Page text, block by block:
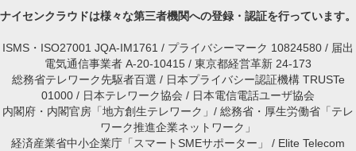
ナイセンクラウドは様々な第三者機関への登録・認証を行っています。
ISMS・ISO27001 JQA-IM1761 / プライバシーマーク 10824580 / 届出
電気通信事業者 A-20-10415 / 東京都経営革新 24-173
総務省テレワーク先駆者百選 / 日本プライバシー認証機構 TRUSTe
01000 / 日本テレワーク協会 / 日本電信電話ユーザ協会
内閣府・内閣官房「地方創生テレワーク」/ 総務省・厚生労働省「テレ
ワーク推進企業ネットワーク」
経済産業省中小企業庁「スマートSMEサポーター」 / Elite Telecom